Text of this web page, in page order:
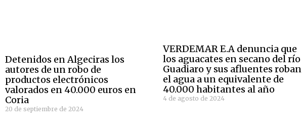
Detenidos en Algeciras los
autores de un robo de
productos electrónicos
valorados en 40.000 euros en
Coria
20 de septiembre de 2024
VERDEMAR E.A denuncia que
los aguacates en secano del río
Guadiaro y sus afluentes roban
el agua a un equivalente de
40.000 habitantes al año
4 de agosto de 2024